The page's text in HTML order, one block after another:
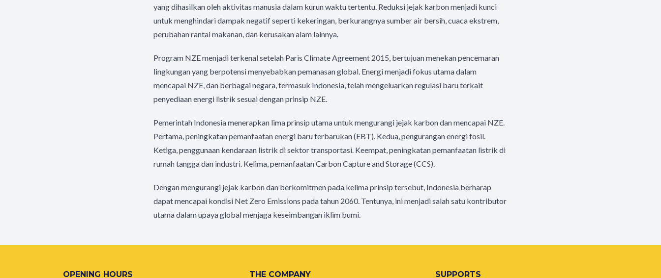
yang dihasilkan oleh aktivitas manusia dalam kurun waktu tertentu. Reduksi jejak karbon menjadi kunci
untuk menghindari dampak negatif seperti kekeringan, berkurangnya sumber air bersih, cuaca ekstrem,
perubahan rantai makanan, dan kerusakan alam lainnya.
Program NZE menjadi terkenal setelah Paris Climate Agreement 2015, bertujuan menekan pencemaran
lingkungan yang berpotensi menyebabkan pemanasan global. Energi menjadi fokus utama dalam
mencapai NZE, dan berbagai negara, termasuk Indonesia, telah mengeluarkan regulasi baru terkait
penyediaan energi listrik sesuai dengan prinsip NZE.
Pemerintah Indonesia menerapkan lima prinsip utama untuk mengurangi jejak karbon dan mencapai NZE.
Pertama, peningkatan pemanfaatan energi baru terbarukan (EBT). Kedua, pengurangan energi fosil.
Ketiga, penggunaan kendaraan listrik di sektor transportasi. Keempat, peningkatan pemanfaatan listrik di
rumah tangga dan industri. Kelima, pemanfaatan Carbon Capture and Storage (CCS).
Dengan mengurangi jejak karbon dan berkomitmen pada kelima prinsip tersebut, Indonesia berharap
dapat mencapai kondisi Net Zero Emissions pada tahun 2060. Tentunya, ini menjadi salah satu kontributor
utama dalam upaya global menjaga keseimbangan iklim bumi.
OPENING HOURS THE COMPANY SUPPORTS